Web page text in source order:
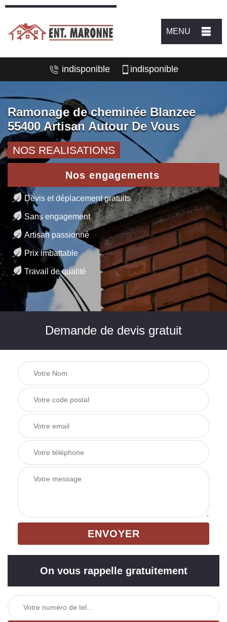
MENU
indisponible indisponible
Ramonage de cheminée Blanzee
55400 Artisan Autour De Vous
NOS REALISATIONS
Nos engagements
Devis et déplacement gratuits
Sans engagement
Artisan passionné
Prix imbattable
Travail de qualité
Demande de devis gratuit
On vous rappelle gratuitement